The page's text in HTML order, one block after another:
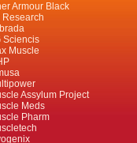
Armour Black
Research
Sciencis
Muscle
Assylum Project
Meds
Pharm